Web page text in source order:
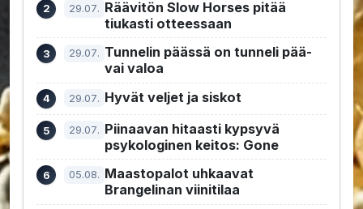
29.07. Räävitön Slow Horses pitää
tiukasti otteessaan
29.07. Tunnelin päässä on tunneli pää-
vai valoa
29.07. Hyvät veljet ja siskot
29.07. Piinaavan hitaasti kypsyvä
psykologinen keitos: Gone
05.08. Maastopalot uhkaavat
Brangelinan viinitilaa